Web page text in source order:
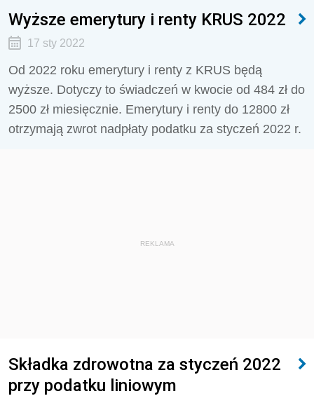
Wyższe emerytury i renty KRUS 2022
17 sty 2022
Od 2022 roku emerytury i renty z KRUS będą
wyższe. Dotyczy to świadczeń w kwocie od 484 zł do
2500 zł miesięcznie. Emerytury i renty do 12800 zł
otrzymają zwrot nadpłaty podatku za styczeń 2022 r.
REKLAMA
Składka zdrowotna za styczeń 2022
przy podatku liniowym